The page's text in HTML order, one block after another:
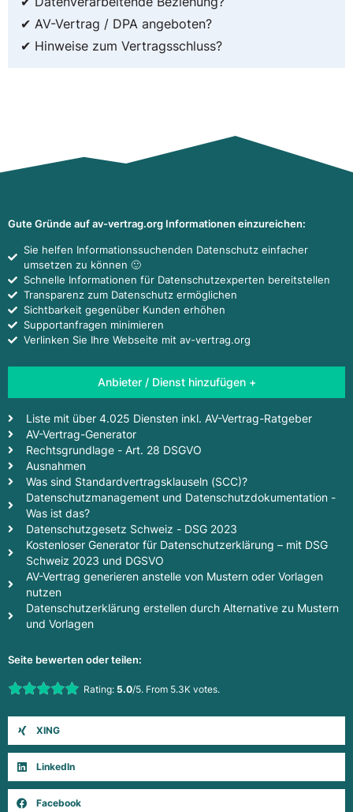
✔ AV-Vertrag / DPA angeboten?
✔ Hinweise zum Vertragsschluss?
Gute Gründe auf av-vertrag.org Informationen einzureichen:
Sie helfen Informationssuchenden Datenschutz einfacher
umsetzen zu können 🙂
Schnelle Informationen für Datenschutzexperten bereitstellen
Transparenz zum Datenschutz ermöglichen
Sichtbarkeit gegenüber Kunden erhöhen
Supportanfragen minimieren
Verlinken Sie Ihre Webseite mit av-vertrag.org
Anbieter / Dienst hinzufügen +
Liste mit über 4.025 Diensten inkl. AV-Vertrag-Ratgeber
AV-Vertrag-Generator
Rechtsgrundlage - Art. 28 DSGVO
Ausnahmen
Was sind Standardvertragsklauseln (SCC)?
Datenschutzmanagement und Datenschutzdokumentation -
Was ist das?
Datenschutzgesetz Schweiz - DSG 2023
Kostenloser Generator für Datenschutzerklärung – mit DSG
Schweiz 2023 und DGSVO
AV-Vertrag generieren anstelle von Mustern oder Vorlagen
nutzen
Datenschutzerklärung erstellen durch Alternative zu Mustern
und Vorlagen
Seite bewerten oder teilen:
Rate this item:Rating: 5.0/5. From 5.3K votes.
XING
LinkedIn
Facebook